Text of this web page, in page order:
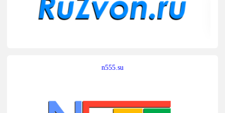
n555.su